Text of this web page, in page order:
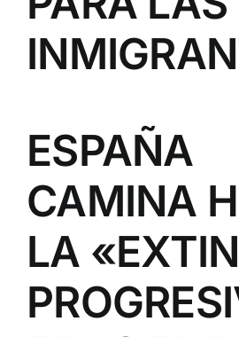
ESPAÑA
CAMINA
LA